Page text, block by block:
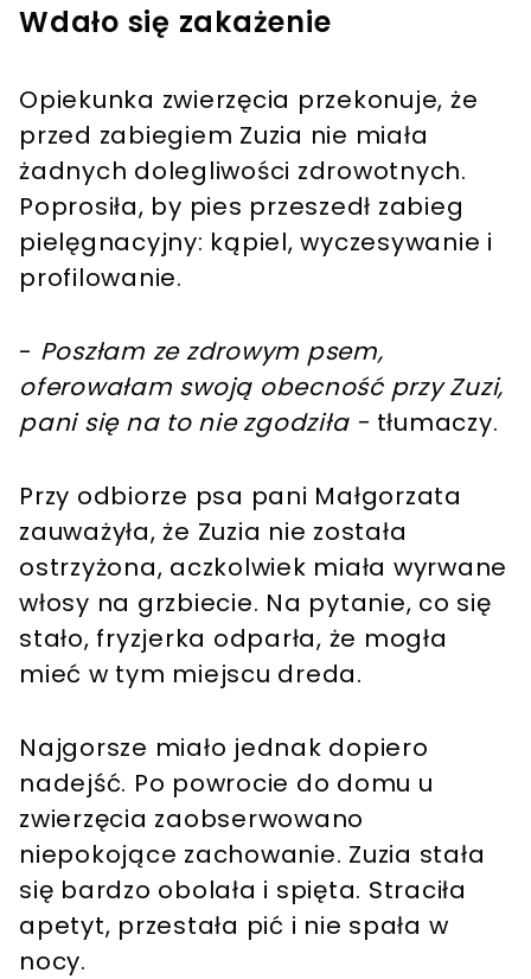
Wdało się zakażenie
Opiekunka zwierzęcia przekonuje, że
przed zabiegiem Zuzia nie miała
żadnych dolegliwości zdrowotnych.
Poprosiła, by pies przeszedł zabieg
pielęgnacyjny: kąpiel, wyczesywanie i
profilowanie.
- Poszłam ze zdrowym psem,
oferowałam swoją obecność przy Zuzi,
pani się na to nie zgodziła - tłumaczy.
Przy odbiorze psa pani Małgorzata
zauważyła, że Zuzia nie została
ostrzyżona, aczkolwiek miała wyrwane
włosy na grzbiecie. Na pytanie, co się
stało, fryzjerka odparła, że mogła
mieć w tym miejscu dreda.
Najgorsze miało jednak dopiero
nadejść. Po powrocie do domu u
zwierzęcia zaobserwowano
niepokojące zachowanie. Zuzia stała
się bardzo obolała i spięta. Straciła
apetyt, przestała pić i nie spała w
nocy.